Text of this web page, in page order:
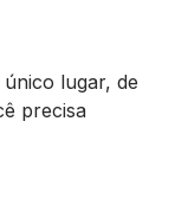
lugar, de
precisa